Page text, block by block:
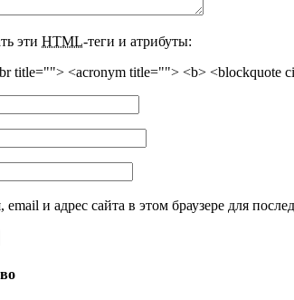
эти HTML-теги и атрибуты:
title=""> <acronym title=""> <b> <blockquote
и адрес сайта в этом браузере для